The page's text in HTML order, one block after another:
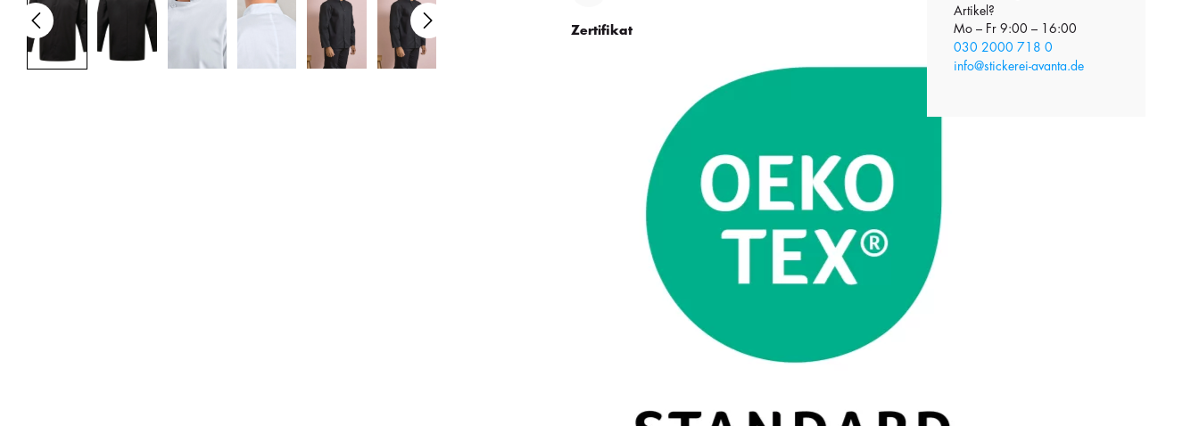
Zertifikat
Artikel?
Mo – Fr 9:00 – 16:00
030 2000 718 0
info@stickerei-avanta.de